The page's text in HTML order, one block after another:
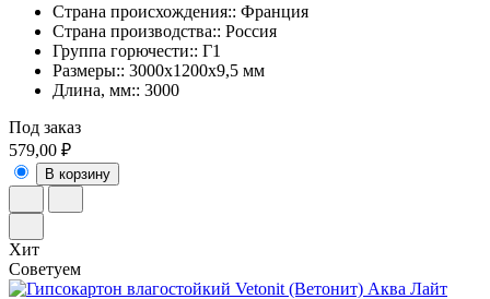
Страна происхождения:: Франция
Страна производства:: Россия
Группа горючести:: Г1
Размеры:: 3000х1200х9,5 мм
Длина, мм:: 3000
Под заказ
579,00 ₽
В корзину
Хит
Советуем